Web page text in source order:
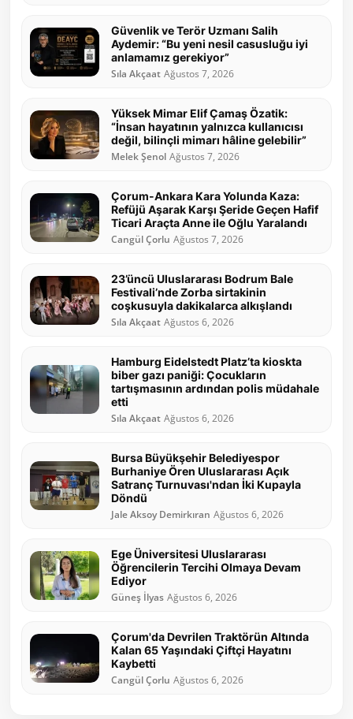
Güvenlik ve Terör Uzmanı Salih
Aydemir: “Bu yeni nesil casusluğu iyi
anlamamız gerekiyor”
Sıla Akçaat Ağustos 7, 2026
Yüksek Mimar Elif Çamaş Özatik:
“İnsan hayatının yalnızca kullanıcısı
değil, bilinçli mimarı hâline gelebilir”
Melek Şenol Ağustos 7, 2026
Çorum-Ankara Kara Yolunda Kaza:
Refüjü Aşarak Karşı Şeride Geçen Hafif
Ticari Araçta Anne ile Oğlu Yaralandı
Cangül Çorlu Ağustos 7, 2026
23’üncü Uluslararası Bodrum Bale
Festivali’nde Zorba sirtakinin
coşkusuyla dakikalarca alkışlandı
Sıla Akçaat Ağustos 6, 2026
Hamburg Eidelstedt Platz’ta kioskta
biber gazı paniği: Çocukların
tartışmasının ardından polis müdahale
etti
Sıla Akçaat Ağustos 6, 2026
Bursa Büyükşehir Belediyespor
Burhaniye Ören Uluslararası Açık
Satranç Turnuvası'ndan İki Kupayla
Döndü
Jale Aksoy Demirkıran Ağustos 6, 2026
Ege Üniversitesi Uluslararası
Öğrencilerin Tercihi Olmaya Devam
Ediyor
Güneş İlyas Ağustos 6, 2026
Çorum'da Devrilen Traktörün Altında
Kalan 65 Yaşındaki Çiftçi Hayatını
Kaybetti
Cangül Çorlu Ağustos 6, 2026